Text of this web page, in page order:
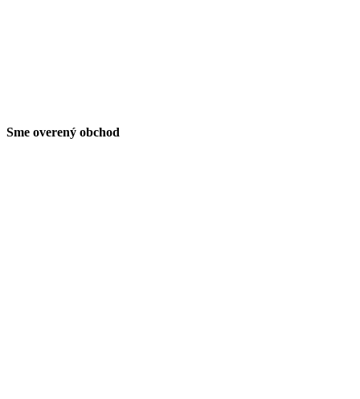
Sme overený obchod